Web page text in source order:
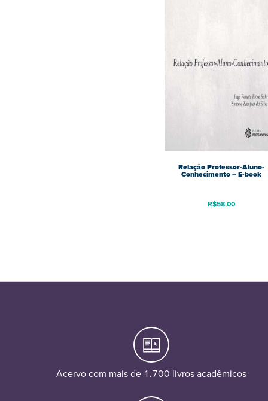
Relação Professor-Aluno-
Conhecimento – E-book
R$58,00
Acervo com mais de 1.700 livros acadêmicos